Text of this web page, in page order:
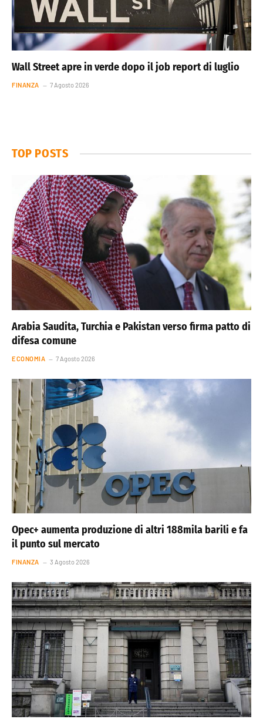
Wall Street apre in verde dopo il job report di luglio
FINANZA 7 Agosto 2026
TOP POSTS
Arabia Saudita, Turchia e Pakistan verso firma patto di
difesa comune
ECONOMIA 7 Agosto 2026
Opec+ aumenta produzione di altri 188mila barili e fa
il punto sul mercato
FINANZA 3 Agosto 2026